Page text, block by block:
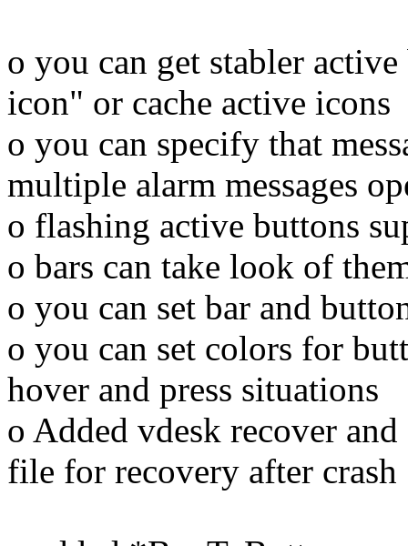
o you can get stabler
icon" or cache active icons
o you can specify that
multiple alarm messages
o flashing active buttons
o bars can take look of
o you can set bar and
o you can set colors for
hover and press situations
o Added vdesk recover
file for recovery after crash